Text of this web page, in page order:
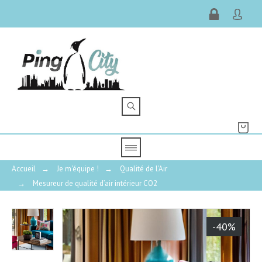
Accueil → Je m'équipe ! →
Qualité de l'Air
→
Mesureur de qualité d’air intérieur CO2
-40%